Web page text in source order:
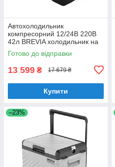
Автохолодильник
компресорний 12/24В 220В
42л BREVIA холодильник на
колесах пластиковий чорний
(22770)
Готово до відправки
13 599 ₴ 17 679 ₴
Купити
–23%